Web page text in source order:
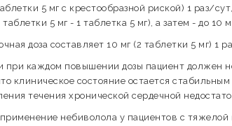
5 мг с крестообразной риской) 1 раз/
5 мг - 1 таблетка 5 мг), а затем - до 10
доза составляет 10 мг (2 таблетки 5 мг) 1
при каждом повышении дозы пациент должен
клиническое состояние остается
течения хронической сердечной
небиволола у пациентов с